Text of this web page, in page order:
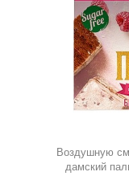
Воздушную
дамский